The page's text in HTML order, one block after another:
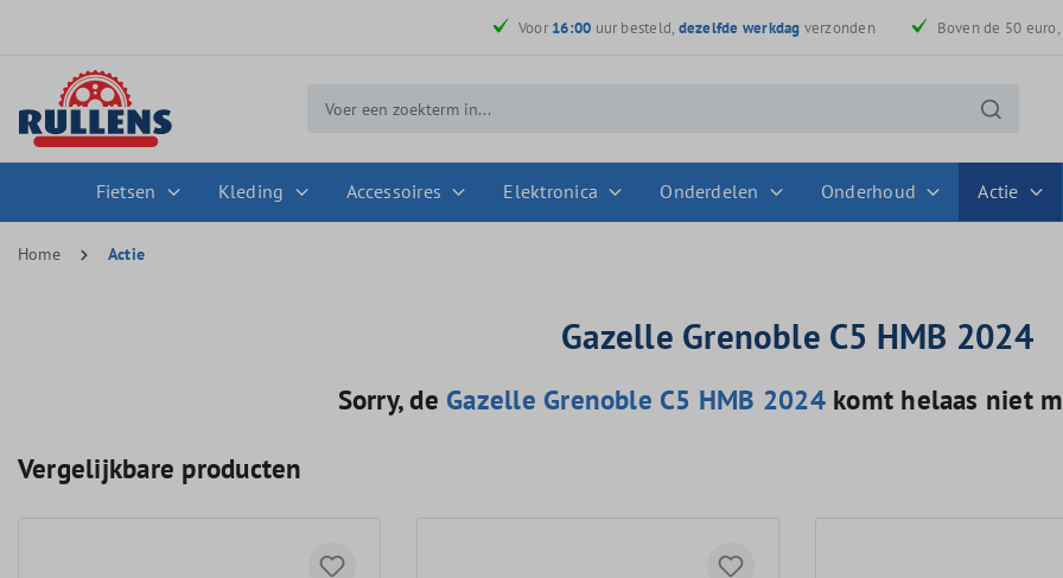
Voor 16:00 uur besteld, dezelfde werkdag verzonden Boven de 50 euro,
Fietsen Kleding Accessoires Elektronica Onderdelen Onderhoud Actie
Home Actie
Gazelle Grenoble C5 HMB 2024
Sorry, de Gazelle Grenoble C5 HMB 2024komt helaas niet
Vergelijkbare producten